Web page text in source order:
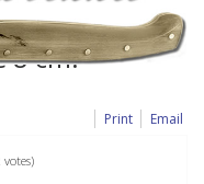
8 cm.
Print Email
votes)